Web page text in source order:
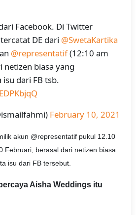
Facebook. Di Twitter
DE dari @SwetaKartika
@representatif(12:10 am
netizen biasa yang
dari FB tsb.
February 10, 2021
akun @representatif pukul 12.10
Februari, berasal dari netizen biasa
isu dari FB tersebut.
Aisha Weddings itu